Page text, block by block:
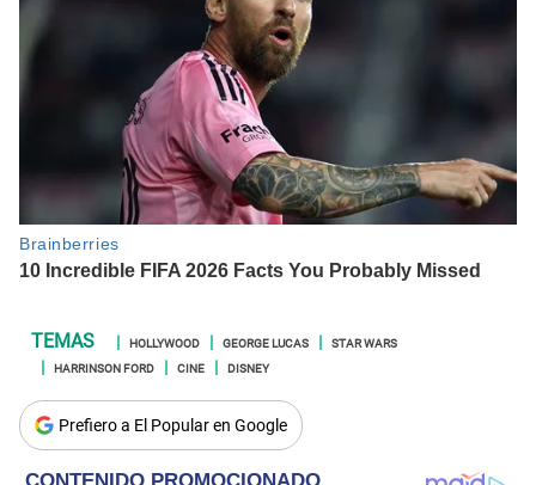
HOLLYWOOD GEORGE LUCAS
STAR WARS
HARRINSON FORD
CINE DISNEY
Prefiero a El Popular en Google